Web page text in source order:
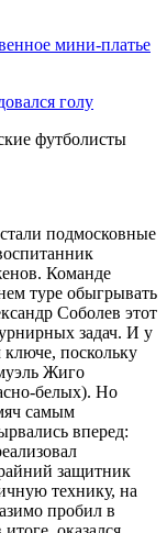
мини-платье
голу
подмосковные
Команде
туре обыгрывать
Соболев этот
задач. И у
ключе, поскольку
Жиго
белых). Но
самым
вперед:
защитник
технику, на
пробил в